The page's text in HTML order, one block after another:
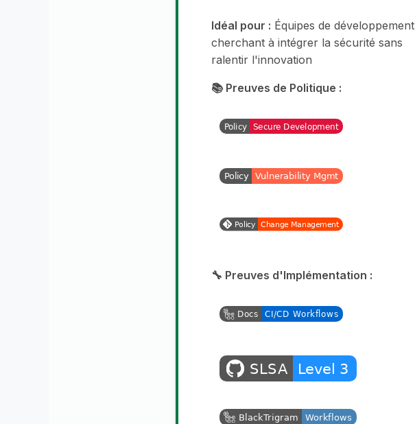
Idéal pour : Équipes de développement
cherchant à intégrer la sécurité sans
ralentir l'innovation
📚 Preuves de Politique :
🔧 Preuves d'Implémentation :